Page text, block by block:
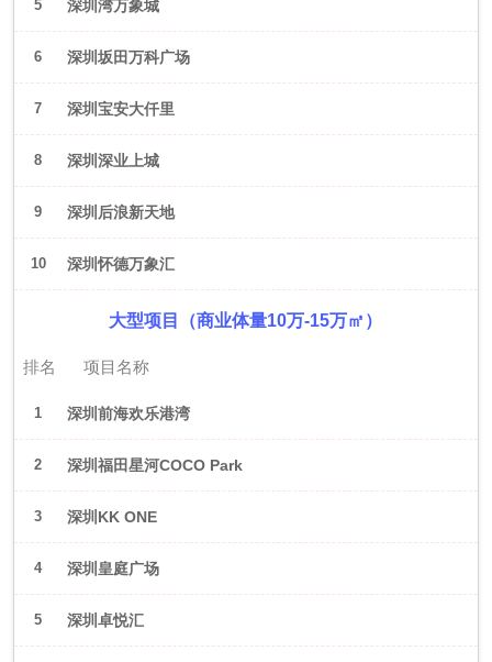
5 深圳湾万象城
6 深圳坂田万科广场
7 深圳宝安大仟里
8 深圳深业上城
9 深圳后浪新天地
10 深圳怀德万象汇
大型项目（商业体量10万-15万㎡）
排名 项目名称
1 深圳前海欢乐港湾
2 深圳福田星河COCO Park
3 深圳KK ONE
4 深圳皇庭广场
5 深圳卓悦汇